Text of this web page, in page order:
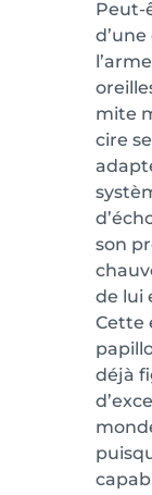
Peut-
d’une
mite
cire
son
de lui
Cette
déjà